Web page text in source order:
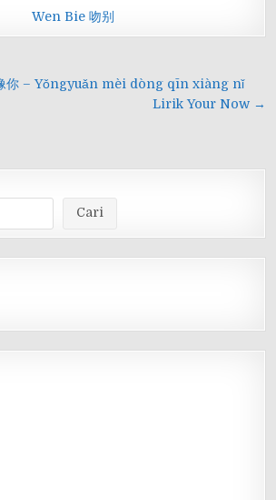
Wen Bie 吻别
你 – Yǒngyuǎn mèi dòng qīn xiàng nǐ
Lirik Your Now →
Cari